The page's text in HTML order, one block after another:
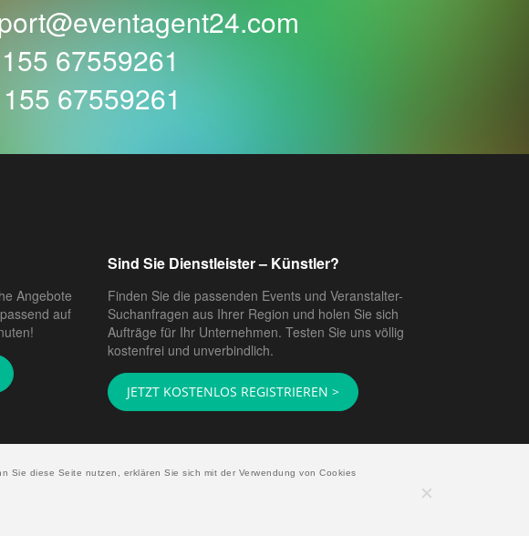
Sie diese Seite nutzen, erklären Sie sich mit der Verwendung von Cookies
67559261
67559261
Angebote
auf
Sind Sie Dienstleister – Künstler?
Finden Sie die passenden Events und Veranstalter-
Suchanfragen aus Ihrer Region und holen Sie sich
Aufträge für Ihr Unternehmen. Testen Sie uns völlig
kostenfrei und unverbindlich.
JETZT KOSTENLOS REGISTRIEREN >
Copyright © 2026 EventAgent24